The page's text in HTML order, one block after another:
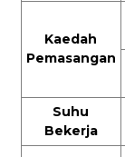
Kaedah
Pemasangan
Suhu
Bekerja